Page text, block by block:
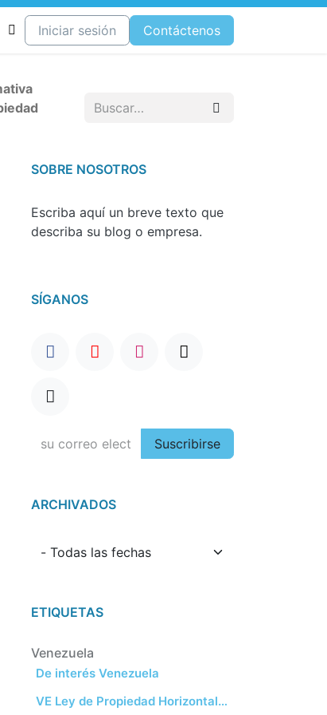
Tienda Condominios Venezuela
Iniciar sesión Contáctenos
SOBRE NOSOTROS
Escriba aquí un breve texto que
describa su blog o empresa.
SÍGANOS
Suscribirse
ARCHIVADOS
ETIQUETAS
Venezuela
De interés Venezuela
VE Ley de Propiedad Horizontal y leyes afines